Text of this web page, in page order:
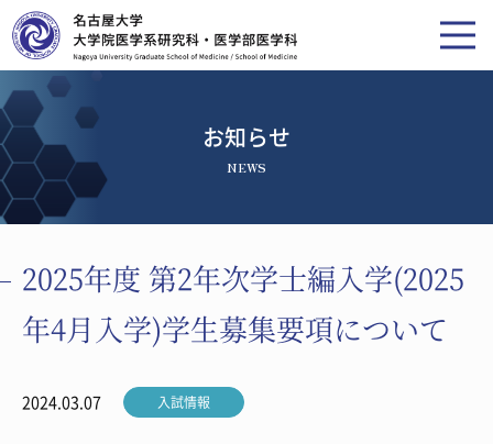
お知らせ
NEWS
2025年度 第2年次学士編入学(2025
年4月入学)学生募集要項について
2024.03.07 入試情報